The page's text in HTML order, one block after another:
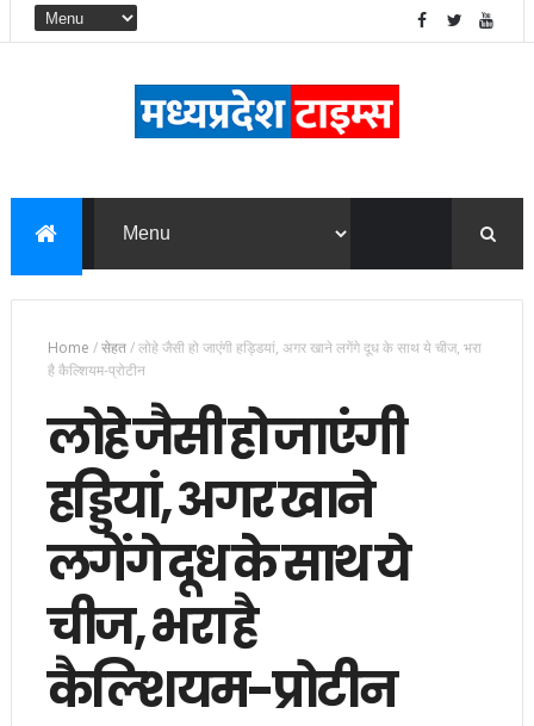
Home /सेहत/लोहे जैसी हो जाएंगी हड्डियां, अगर खाने लगेंगे दूध के साथ ये चीज, भरा
है कैल्शियम-प्रोटीन
लोहे जैसी हो जाएंगी
हड्डियां, अगर खाने
लगेंगे दूध के साथ ये
चीज, भरा है
कैल्शियम-प्रोटीन